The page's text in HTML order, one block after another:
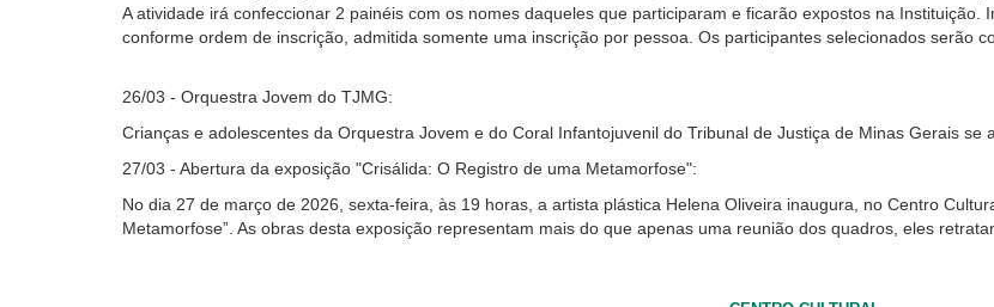
A atividade irá confeccionar 2 painéis com os nomes daqueles que participaram e ficarão expostos na
conforme ordem de inscrição, admitida somente uma inscrição por pessoa. Os participantes selecionados serão
26/03 - Orquestra Jovem do TJMG:
Crianças e adolescentes da Orquestra Jovem e do Coral Infantojuvenil do Tribunal de Justiça de Minas Gerais
27/03 - Abertura da exposição "Crisálida: O Registro de uma Metamorfose":
No dia 27 de março de 2026, sexta-feira, às 19 horas, a artista plástica Helena Oliveira inaugura, no Centro
Metamorfose”. As obras desta exposição representam mais do que apenas uma reunião dos quadros, eles